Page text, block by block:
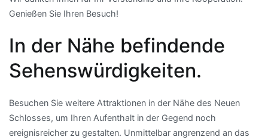
Genießen Sie Ihren Besuch!
In der Nähe befindende
Sehenswürdigkeiten.
Besuchen Sie weitere Attraktionen in der Nähe des Neuen
Schlosses, um Ihren Aufenthalt in der Gegend noch
ereignisreicher zu gestalten. Unmittelbar angrenzend an das